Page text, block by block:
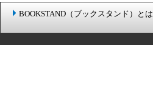
BOOKSTAND（ブックスタンド）とは